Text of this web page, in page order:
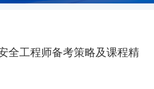
全工程师备考策略及课程精